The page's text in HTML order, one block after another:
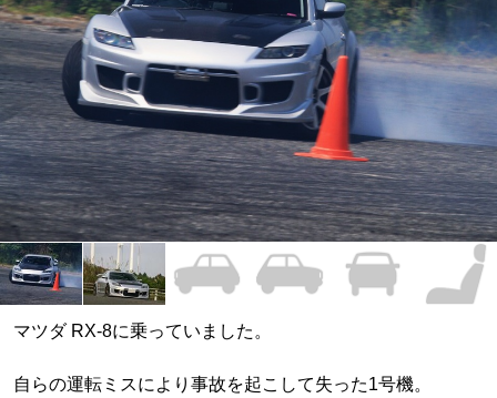
マツダ RX-8に乗っていました。
自らの運転ミスにより事故を起こして失った1号機。